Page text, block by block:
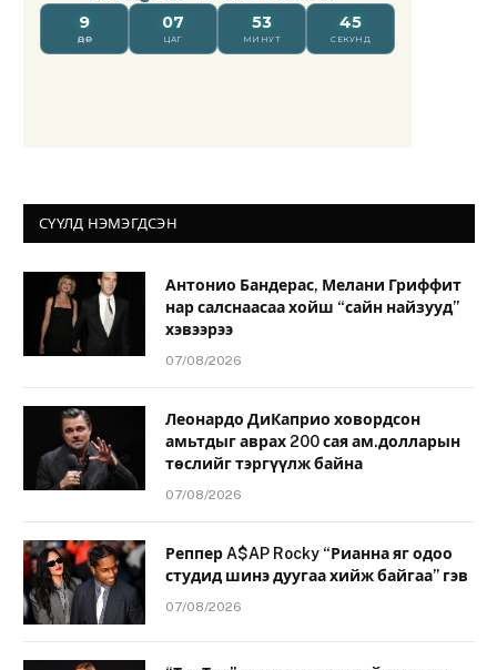
СҮҮЛД НЭМЭГДСЭН
Антонио Бандерас, Мелани Гриффит
нар салснаасаа хойш “сайн найзууд”
хэвээрээ
07/08/2026
Леонардо ДиКаприо ховордсон
амьтдыг аврах 200 сая ам.долларын
төслийг тэргүүлж байна
07/08/2026
Реппер A$AP Rocky “Рианна яг одоо
студид шинэ дуугаа хийж байгаа” гэв
07/08/2026